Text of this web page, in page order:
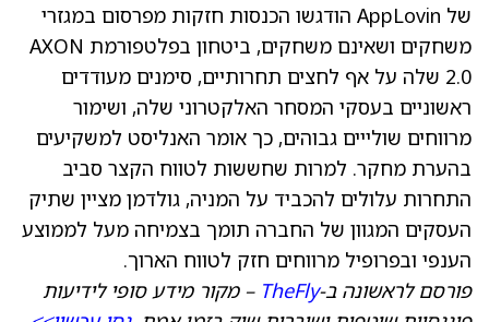
של AppLovin הודגשו הכנסות חזקות מפרסום במגזרי
משחקים ושאינם משחקים, ביטחון בפלטפורמת AXON
2.0 שלה על אף לחצים תחרותיים, סימנים מעודדים
ראשוניים בעסקי המסחר האלקטרוני שלה, ושימור
מרווחים שולייים גבוהים, כך אומר האנליסט למשקיעים
בהערת מחקר. למרות שחששות לטווח הקצר סביב
התחרות עלולים להכביד על המניה, גולדמן מציין שתיק
העסקים המגוון של החברה תומך בצמיחה מעל לממוצע
הענפי ובפרופיל מרווחים חזק לטווח הארוך.
פורסם לראשונה ב-TheFly – מקור מידע סופי לידיעות